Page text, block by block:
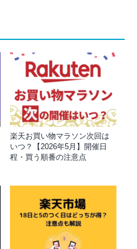
楽天お買い物マラソン次回は
いつ？【2026年5月】開催日
程・買う順番の注意点